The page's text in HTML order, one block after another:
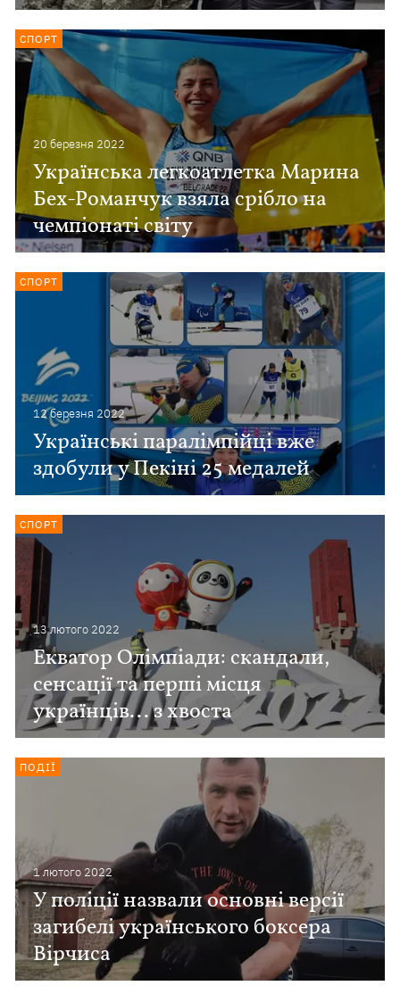
20 березня 2022
Українська легкоатлетка Марина
Бех-Романчук взяла срібло на
чемпіонаті світу
СПОРТ
12 березня 2022
Українські паралімпійці вже
здобули у Пекіні 25 медалей
СПОРТ
13 лютого 2022
Екватор Олімпіади: скандали,
сенсації та перші місця
українців... з хвоста
СПОРТ
1 лютого 2022
У поліції назвали основні версії
загибелі українського боксера
Вірчиса
ПОДІЇ